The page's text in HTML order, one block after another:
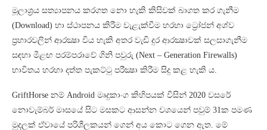
මූලාශ්‍රය සත්‍යාපනය කරගත නො හැකි කිසිවක් බාගත කර ගැනීම
(Download) හා ස්ථාපනය කිරීම වැළැක්වීම හරහා ට්‍රෝජන් අශ්ව
ප්‍රහාරවලින් ආරක්‍ෂා විය හැකි අතර වැඩි දුර ආරක්‍ෂාවක් සලසාගැනීම
සඳහා මීළඟ පරම්පරාවේ ගිනි පවුරු (Next – Generation Firewalls)
භාවිතය හරහා දත්ත පැකට්ටු පරීක්‍ෂා කිරීම සිදු කළ හැකි ය.
GriftHorse නම් Android මෘදුකාංග කිහිපයක් විසින් 2020 වසරේ
නොවැම්බර් මාසයේ සිට මසකට ආසන්න වශයෙන් පවුම් 31ක පමණ
මුදලක් ඒවායේ පරිශීලකයන් ගෙන් අය කොට ගෙන ඇත. මේ